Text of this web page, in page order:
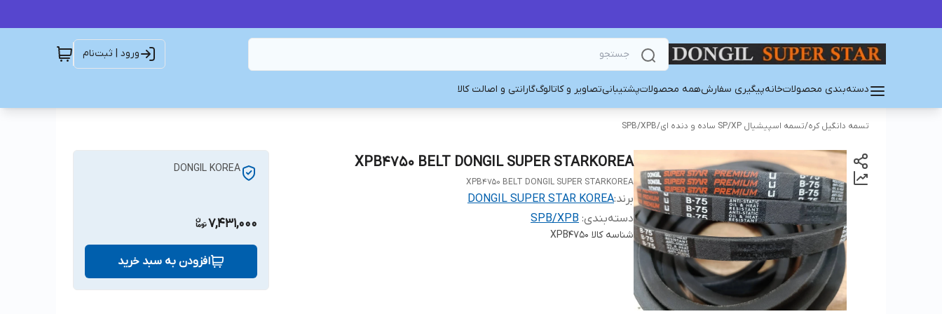
ورود | ثبت‌نام
دسته‌بندی محصولاتخانهپیگیری سفارشهمه محصولاتپشتیبانیتصاویر و کاتالوگگارانتی و اصالت کالا
تسمه دانگیل کره/تسمه اسپیشیال SP/XP ساده و دنده ای /
SPB/XPB
XPB4750 BELT DONGIL SUPER STARKOREA
XPB4750 BELT DONGIL SUPER STARKOREA
برند:DONGIL SUPER STAR KOREA
دسته‌بندی:
SPB/XPB
شناسه کالا XPB4750
DONGIL KOREA
7,431,000
افزودن به سبد خرید